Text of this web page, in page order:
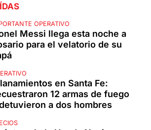
OPERATIVO
Messi llega esta noche a
para el velatorio de su
en Santa Fe:
12 armas de fuego
a dos hombres